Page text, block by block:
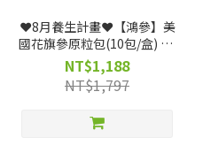
❤️8月養生計畫❤️【鴻參】美
國花旗參原粒包(10包/盒) x 3
盒
NT$1,188
NT$1,797